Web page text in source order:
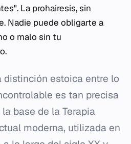
La prohairesis, sin
Nadie puede obligarte a
o malo sin tu
distinción estoica entre lo
es tan precisa
base de la Terapia
moderna, utilizada en